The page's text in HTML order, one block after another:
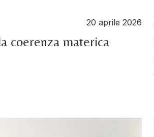
20 aprile 2026
coerenza materica